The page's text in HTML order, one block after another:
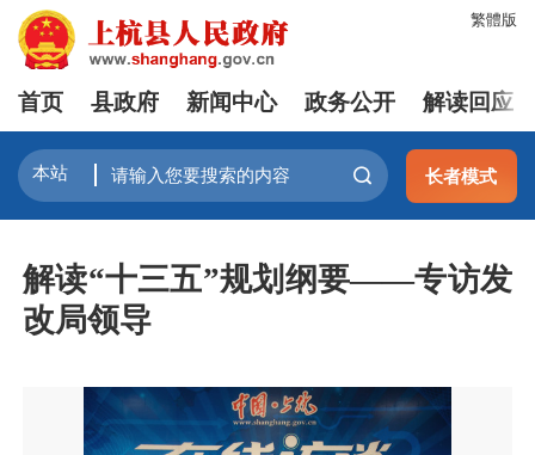
繁體版
首页 县政府 新闻中心 政务公开 解读回应
长者模式
解读“十三五”规划纲要——专访发
改局领导